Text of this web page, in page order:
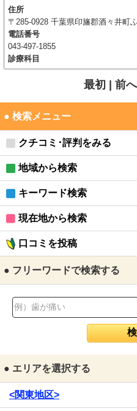
住所
〒285-0928 千葉県印旛郡酒々井町
電話番号
043-497-1855
診療科目
最初 | 前へ
● 検索メニュー
クチコミ･評判をみる
地域から検索
キーワード検索
現在地から検索
口コミを投稿
● フリーワードで検索する
● エリアを選択する
<関東地区>